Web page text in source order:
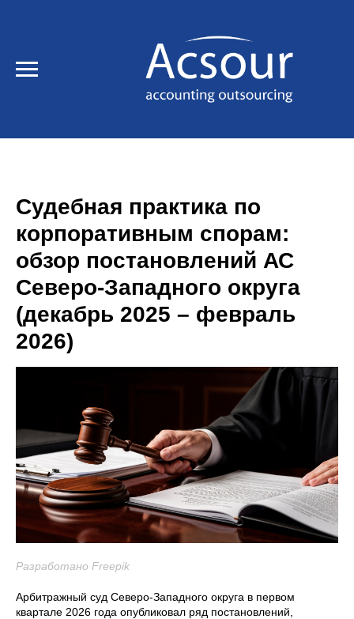
Судебная практика по
корпоративным спорам:
обзор постановлений АС
Северо-Западного округа
(декабрь 2025 – февраль
2026)
Разработано Freepik
Арбитражный суд Северо-Западного округа в первом
квартале 2026 года опубликовал ряд постановлений,